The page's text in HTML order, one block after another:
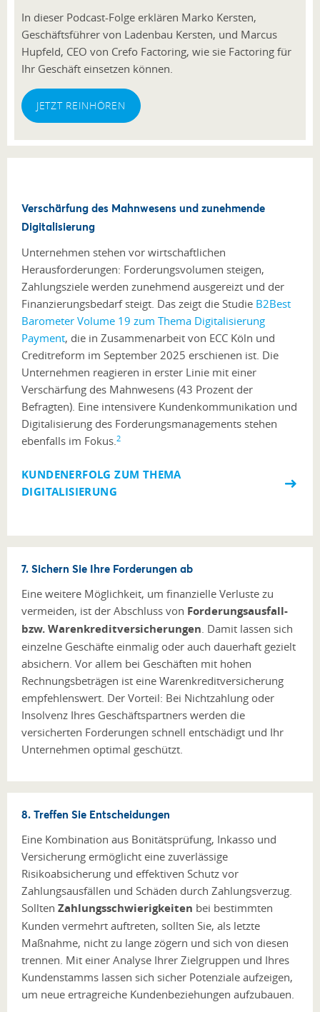
In dieser Podcast-Folge erklären Marko Kersten,
Geschäftsführer von Ladenbau Kersten, und Marcus
Hupfeld, CEO von Crefo Factoring, wie sie Factoring für
Ihr Geschäft einsetzen können.
JETZT REINHÖREN
Verschärfung des Mahnwesens und zunehmende
Digitalisierung
Unternehmen stehen vor wirtschaftlichen
Herausforderungen: Forderungsvolumen steigen,
Zahlungsziele werden zunehmend ausgereizt und der
Finanzierungsbedarf steigt. Das zeigt die Studie B2Best
Barometer Volume 19 zum Thema Digitalisierung
Payment, die in Zusammenarbeit von ECC Köln und
Creditreform im September 2025 erschienen ist. Die
Unternehmen reagieren in erster Linie mit einer
Verschärfung des Mahnwesens (43 Prozent der
Befragten). Eine intensivere Kundenkommunikation und
Digitalisierung des Forderungsmanagements stehen
ebenfalls im Fokus.2
KUNDENERFOLG ZUM THEMA
DIGITALISIERUNG
7. Sichern Sie Ihre Forderungen ab
Eine weitere Möglichkeit, um finanzielle Verluste zu
vermeiden, ist der Abschluss von Forderungsausfall-
bzw. Warenkreditversicherungen. Damit lassen sich
einzelne Geschäfte einmalig oder auch dauerhaft gezielt
absichern. Vor allem bei Geschäften mit hohen
Rechnungsbeträgen ist eine Warenkreditversicherung
empfehlenswert. Der Vorteil: Bei Nichtzahlung oder
Insolvenz Ihres Geschäftspartners werden die
versicherten Forderungen schnell entschädigt und Ihr
Unternehmen optimal geschützt.
8. Treffen Sie Entscheidungen
Eine Kombination aus Bonitätsprüfung, Inkasso und
Versicherung ermöglicht eine zuverlässige
Risikoabsicherung und effektiven Schutz vor
Zahlungsausfällen und Schäden durch Zahlungsverzug.
Sollten Zahlungsschwierigkeiten bei bestimmten
Kunden vermehrt auftreten, sollten Sie, als letzte
Maßnahme, nicht zu lange zögern und sich von diesen
trennen. Mit einer Analyse Ihrer Zielgruppen und Ihres
Kundenstamms lassen sich sicher Potenziale aufzeigen,
um neue ertragreiche Kundenbeziehungen aufzubauen.